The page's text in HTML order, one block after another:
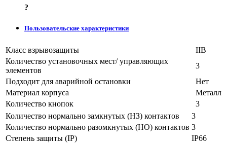
?
Пользовательские характеристики
Класс взрывозащиты
IIB
Количество установочных мест/ управляющих
элементов
3
Подходит для аварийной остановки
Нет
Материал корпуса
Металл
Количество кнопок
3
Количество нормально замкнутых (НЗ) контактов
3
Количество нормально разомкнутых (НО) контактов 3
Степень защиты (IP)
IP66